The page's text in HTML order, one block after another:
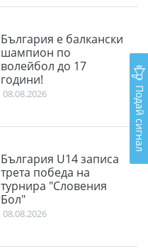
България е балкански
шампион по
волейбол до 17
години!
08.08.2026
България U14 записа
трета победа на
турнира "Словения
Бол"
08.08.2026
Подай сигнал